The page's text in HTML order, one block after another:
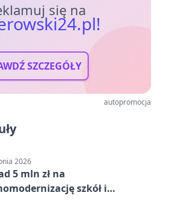
się na
SZCZEGÓŁY
autopromocja
2026
5 mln zł na
szkół i